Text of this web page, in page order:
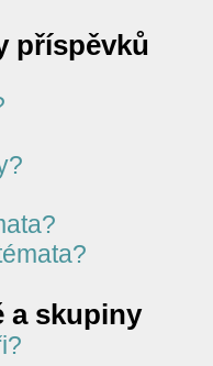
příspěvků
a skupiny